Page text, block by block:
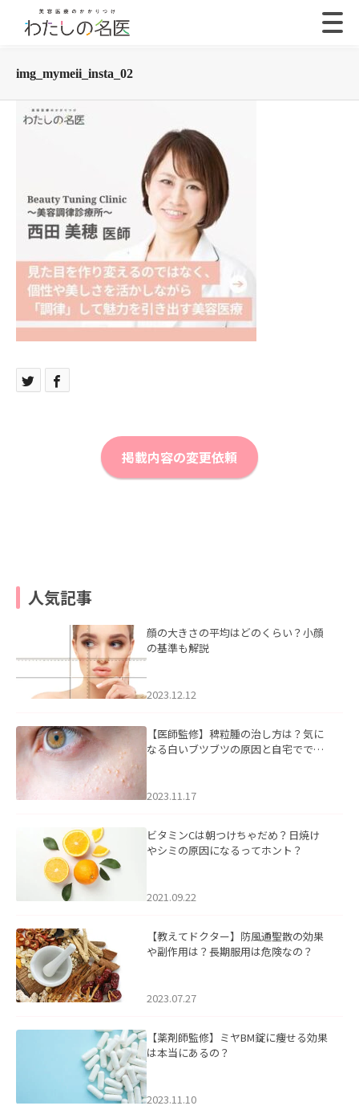
img_mymeii_insta_02
掲載内容の変更依頼
人気記事
顔の大きさの平均はどのくらい？小顔
の基準も解説
2023.12.12
【医師監修】稗粒腫の治し方は？気に
なる白いブツブツの原因と自宅ででき
2023.11.17
ビタミンCは朝つけちゃだめ？日焼け
やシミの原因になるってホント？
2021.09.22
【教えてドクター】防風通聖散の効果
や副作用は？長期服用は危険なの？
2023.07.27
【薬剤師監修】ミヤBM錠に痩せる効果
は本当にあるの？
2023.11.10